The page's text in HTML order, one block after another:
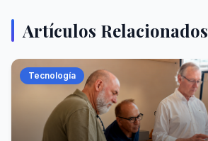
Artículos Relacionados
Tecnología